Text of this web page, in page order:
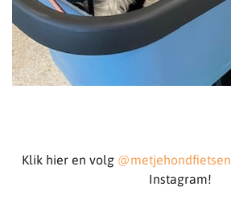
Klik hier en volg @metjehondfietsen
Instagram!